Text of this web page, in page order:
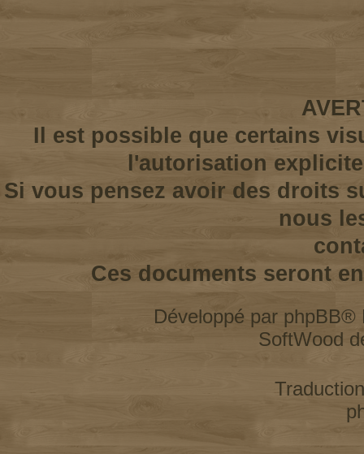
Il est possible que certains
l'autorisation
Si vous pensez avoir des droits
nous
Ces documents seront
Développé par phpBB®
SoftWood